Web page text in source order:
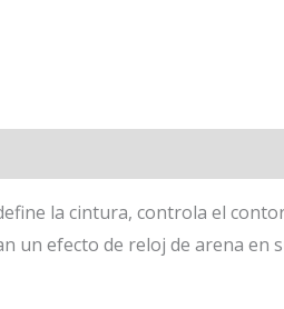
la cintura, controla el
un efecto de reloj de arena en